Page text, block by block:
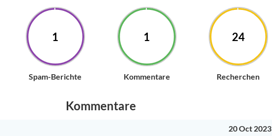
1
Spam-Berichte
1
Kommentare
24
Recherchen
Kommentare
20 Oct 2023